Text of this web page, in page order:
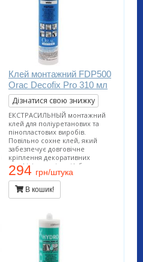
Клей монтажний FDP500
Orac Decofix Pro 310 мл
Дізнатися свою знижку
ЕКСТРАСИЛЬНЫЙ монтажний
клей для поліуретанових та
пінопластових виробів.
Повільно сохне клей, який
забезпечує довговічне
кріплення декоративних
профілів на стінах і/або
стелях. Підходить для
проведення внутрішніх робіт і
застосування на пористих
поверхнях. Витрата тюбика 12
294 грн/штука
В кошик!